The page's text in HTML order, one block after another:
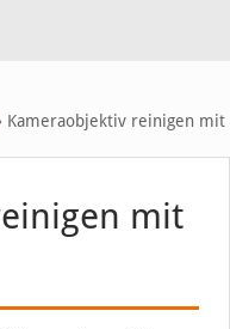
Kameraobjektiv reinigen mit
mit